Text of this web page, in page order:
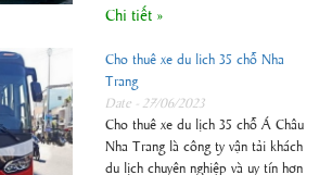
Chi tiết »
Cho thuê xe du lich 35 chỗ Nha
Trang
Date - 27/06/2023
Cho thuê xe du lịch 35 chỗ Á Châu
Nha Trang là công ty vận tải khách
du lịch chuyên nghiệp và uy tín hơn